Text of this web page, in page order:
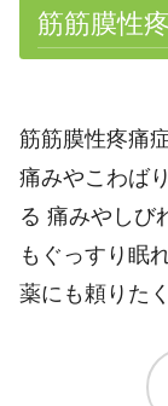
筋筋膜性
筋筋膜性疼痛
痛みやこわば
る 痛みやしび
もぐっすり眠
薬にも頼りた